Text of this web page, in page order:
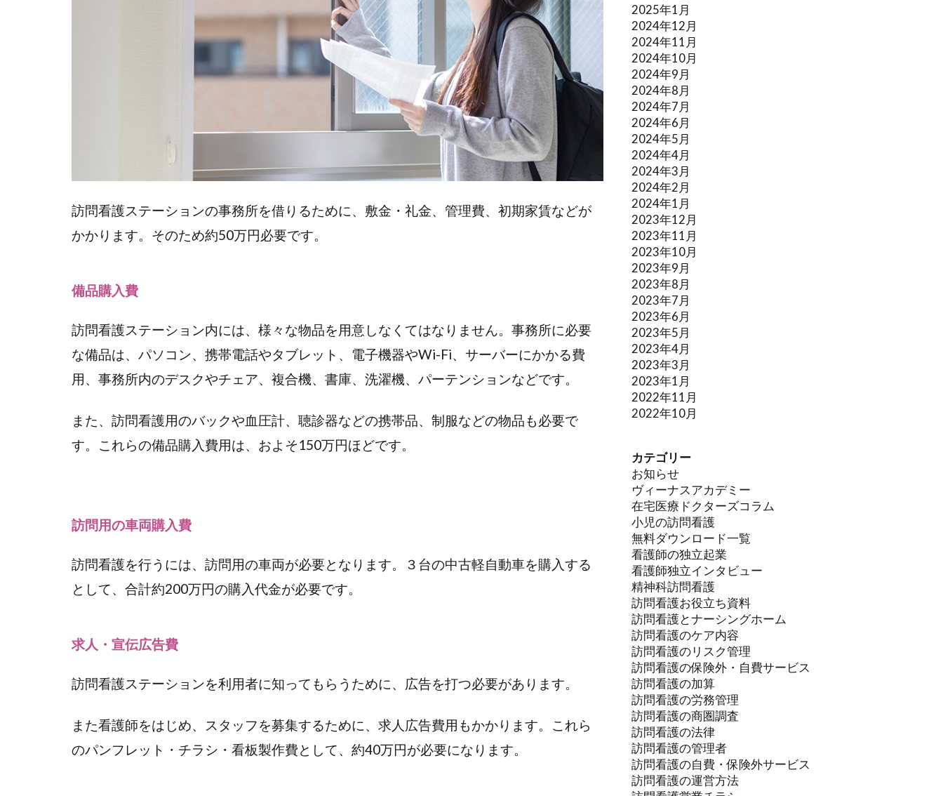
1.2
＜２
ため
金
転資
金」
人件費
1.2.2
水道光
1.2.4
駐車場
ガソリ
通信費
1.2.7
訪問看護ステーションの事務所を借りるために、敷金・礼金、管理費、初期家賃などが
かかります。そのため約50万円必要です。
備品購入費
訪問看護ステーション内には、様々な物品を用意しなくてはなりません。事務所に必要
な備品は、パソコン、携帯電話やタブレット、電子機器やWi-Fi、サーバーにかかる費
用、事務所内のデスクやチェア、複合機、書庫、洗濯機、パーテンションなどです。
また、訪問看護用のバックや血圧計、聴診器などの携帯品、制服などの物品も必要で
す。これらの備品購入費用は、およそ150万円ほどです。
訪問用の車両購入費
訪問看護を行うには、訪問用の車両が必要となります。３台の中古軽自動車を購入する
として、合計約200万円の購入代金が必要です。
求人・宣伝広告費
訪問看護ステーションを利用者に知ってもらうために、広告を打つ必要があります。
また看護師をはじめ、スタッフを募集するために、求人広告費用もかかります。これら
のパンフレット・チラシ・看板製作費として、約40万円が必要になります。
2025年1月
2024年12月
2024年11月
2024年10月
2024年9月
2024年8月
2024年7月
2024年6月
2024年5月
2024年4月
2024年3月
2024年2月
2024年1月
2023年12月
2023年11月
2023年10月
2023年9月
2023年8月
2023年7月
2023年6月
2023年5月
2023年4月
2023年3月
2023年1月
2022年11月
2022年10月
カテゴリー
お知らせ
ヴィーナスアカデミー
在宅医療ドクターズコラム
小児の訪問看護
無料ダウンロード一覧
看護師の独立起業
看護師独立インタビュー
精神科訪問看護
訪問看護お役立ち資料
訪問看護とナーシングホーム
訪問看護のケア内容
訪問看護のリスク管理
訪問看護の保険外・自費サービス
訪問看護の加算
訪問看護の労務管理
訪問看護の商圏調査
訪問看護の法律
訪問看護の管理者
訪問看護の自費・保険外サービス
訪問看護の運営方法